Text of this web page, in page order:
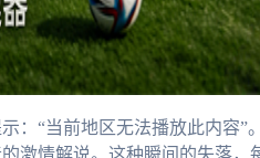
：“当前地区无法播放此内容”
激情解说。这种瞬间的失落，